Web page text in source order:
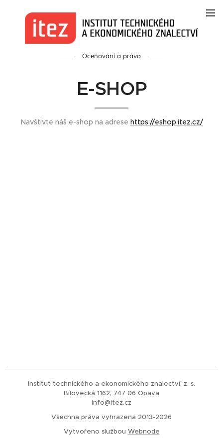
Oceňování a právo
E-SHOP
Navštivte náš e-shop na adrese https://eshop.itez.cz/
Institut technického a ekonomického znalectví, z. s.
Bílovecká 1162, 747 06 Opava
info@itez.cz
Všechna práva vyhrazena 2013-2026
Vytvořeno službou Webnode